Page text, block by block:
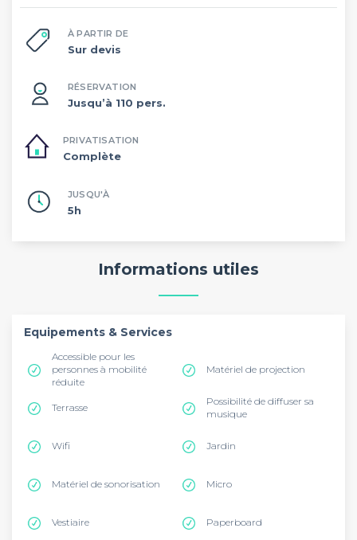
À PARTIR DE
Sur devis
RÉSERVATION
Jusqu’à 110 pers.
PRIVATISATION
Complète
JUSQU'À
5h
Informations utiles
Equipements & Services
Accessible pour les
personnes à mobilité
réduite
Matériel de projection
Terrasse
Possibilité de diffuser sa
musique
Wifi Jardin
Matériel de sonorisation Micro
Vestiaire Paperboard